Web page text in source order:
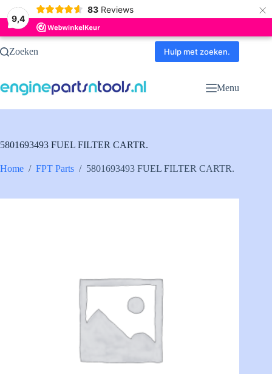
9,4
83 Reviews ×
Ga
naarZoeken Hulp met zoeken.
Menu
5801693493 FUEL FILTER CARTR.
Home / FPT Parts / 5801693493 FUEL FILTER CARTR.